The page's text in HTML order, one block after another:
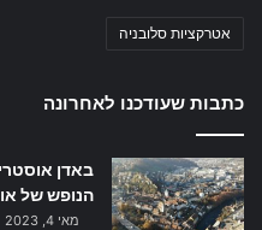
אטרקציות סלובניה
כתבות שעודכנו לאחרונה
באדן
הנופש של
מאי 4, 2023